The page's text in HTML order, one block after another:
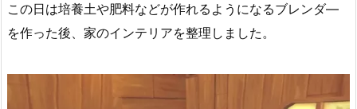
この日は培養土や肥料などが作れるようになるブレンダ―
を作った後、家のインテリアを整理しました。